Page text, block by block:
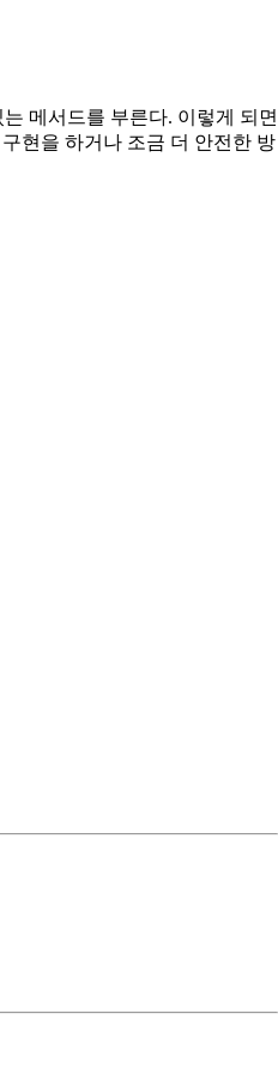
메서드를 부른다. 이렇게 되면
현을 하거나 조금 더 안전한 방